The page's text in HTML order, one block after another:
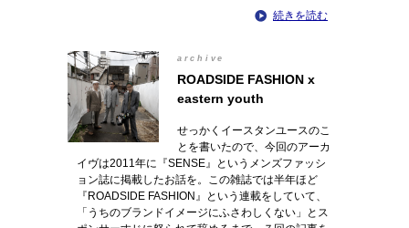
続きを読む
archive
ROADSIDE FASHION x
eastern youth
せっかくイースタンユースのこ
とを書いたので、今回のアーカ
イヴは2011年に『SENSE』というメンズファッシ
ョン誌に掲載したお話を。この雑誌では半年ほど
『ROADSIDE FASHION』という連載をしていて、
「うちのブランドイメージにふさわしくない」とス